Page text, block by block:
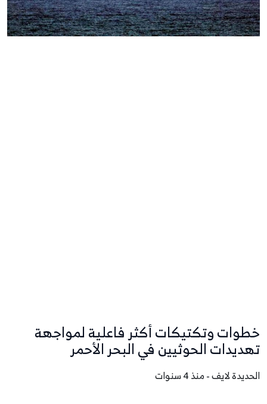
خطوات وتكتيكات أكثر فاعلية لمواجهة
تهديدات الحوثيين في البحر الأحمر
الحديدة لايف - منذ 4 سنوات